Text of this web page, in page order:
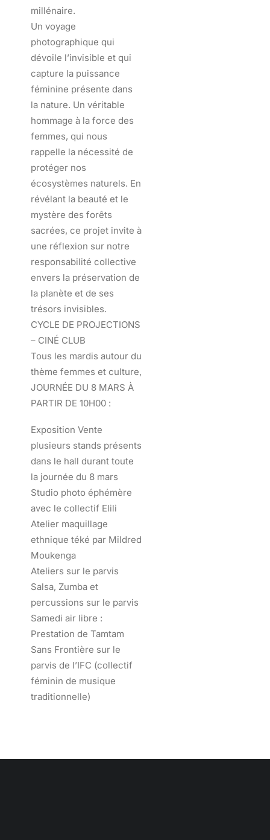
millénaire.
Un voyage
photographique qui
dévoile l’invisible et qui
capture la puissance
féminine présente dans
la nature. Un véritable
hommage à la force des
femmes, qui nous
rappelle la nécessité de
protéger nos
écosystèmes naturels. En
révélant la beauté et le
mystère des forêts
sacrées, ce projet invite à
une réflexion sur notre
responsabilité collective
envers la préservation de
la planète et de ses
trésors invisibles.
CYCLE DE PROJECTIONS
– CINÉ CLUB
Tous les mardis autour du
thème femmes et culture,
JOURNÉE DU 8 MARS À
PARTIR DE 10H00 :
Exposition Vente
plusieurs stands présents
dans le hall durant toute
la journée du 8 mars
Studio photo éphémère
avec le collectif Elili
Atelier maquillage
ethnique téké par Mildred
Moukenga
Ateliers sur le parvis
Salsa, Zumba et
percussions sur le parvis
Samedi air libre :
Prestation de Tamtam
Sans Frontière sur le
parvis de l’IFC (collectif
féminin de musique
traditionnelle)